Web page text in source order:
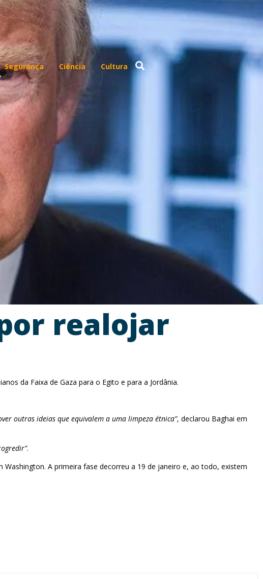
Segurança Ciência Cultura
realojar
da Faixa de Gaza para o Egito e para a Jordânia.
outras ideias que equivalem a uma limpeza étnica”, declarou Baghai em
.
A primeira fase decorreu a 19 de janeiro e, ao todo, existem